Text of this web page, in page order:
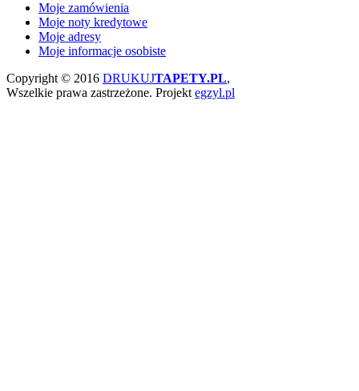
Moje zamówienia
Moje noty kredytowe
Moje adresy
Moje informacje osobiste
Copyright © 2016 DRUKUJTAPETY.PL,
Wszelkie prawa zastrzeżone. Projekt egzyl.pl